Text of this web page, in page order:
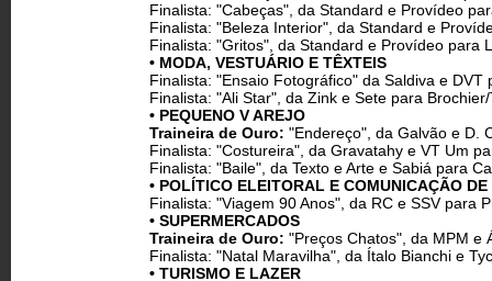
Finalista: "Cabeças", da Standard e Provídeo
Finalista: "Beleza Interior", da Standard e
Finalista: "Gritos", da Standard e Provídeo para
• MODA, VESTUÁRIO E TÊXTEIS
Finalista: "Ensaio Fotográfico" da Saldiva e DVT
Finalista: "Ali Star", da Zink e Sete para
• PEQUENO V AREJO
Traineira de Ouro: "Endereço", da Galvão e D.
Finalista: "Costureira", da Gravatahy e VT Um
Finalista: "Baile", da Texto e Arte e Sabiá para
• POLÍTICO ELEITORAL E COMUNICAÇÃO DE
Finalista: "Viagem 90 Anos", da RC e SSV para
• SUPERMERCADOS
Traineira de Ouro: "Preços Chatos", da MPM e
Finalista: "Natal Maravilha", da Ítalo Bianchi e
• TURISMO E LAZER